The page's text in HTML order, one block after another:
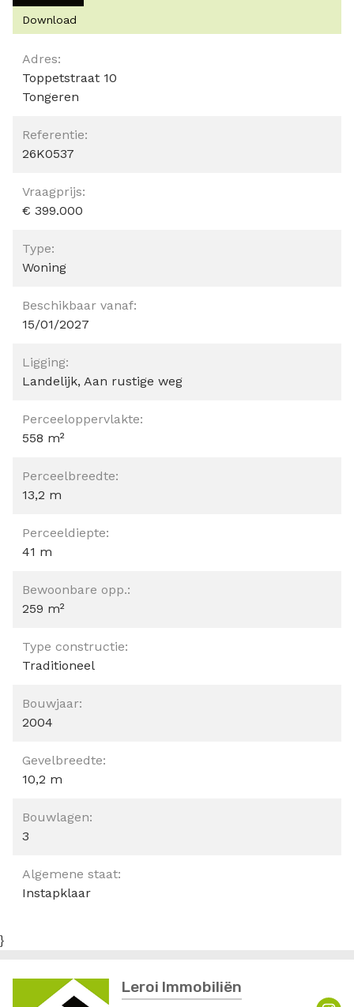
Download
Algemeen
Adres:
Toppetstraat 10
Tongeren
Referentie:
26K0537
Vraagprijs:
€ 399.000
Type:
Woning
Beschikbaar vanaf:
15/01/2027
Ligging:
Landelijk, Aan rustige weg
Perceeloppervlakte:
558 m²
Perceelbreedte:
13,2 m
Perceeldiepte:
41 m
Bewoonbare opp.:
259 m²
Type constructie:
Traditioneel
Bouwjaar:
2004
Gevelbreedte:
10,2 m
Bouwlagen:
3
Algemene staat:
Instapklaar
}
Leroi Immobiliën